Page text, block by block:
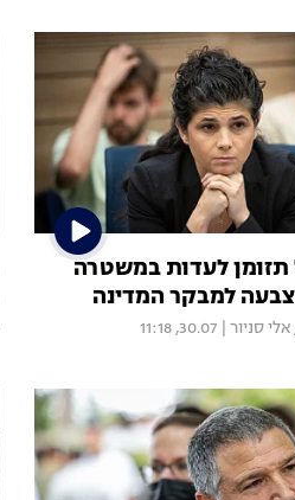
לעדות במשטרה
למבקר המדינה
אלי סניור 30.07, 11:18